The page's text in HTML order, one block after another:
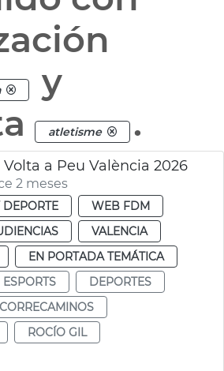
y
atletisme .
a Peu València 2026
2 meses
WEB FDM
VALENCIA
EN PORTADA TEMÁTICA
ESPORTS
DEPORTES
ROCÍO GIL